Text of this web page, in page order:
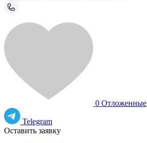
0 Отложенные
Telegram
Оставить заявку